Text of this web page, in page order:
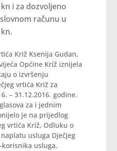
i za dozvoljeno
računu u
Križ Ksenija Gudan,
Općine Križ iznijela
o izvršenju
vrtića Križ za
– 31.12.2016. godine.
za i jednim
je na prijedlog
vrtića Križ, Odluku o
usluga Dječjeg
usluga.